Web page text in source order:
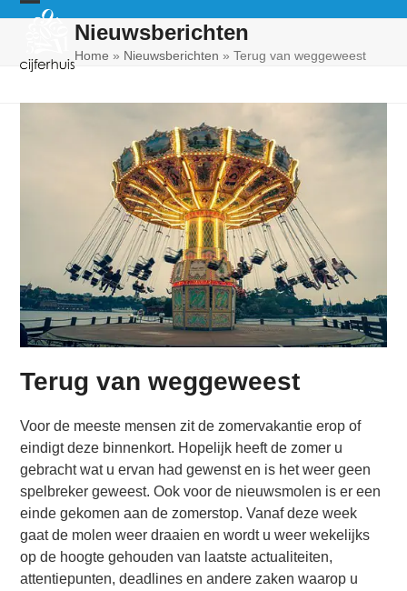
Open
mobile
Close
mobile
Nieuwsberichten
Home » Nieuwsberichten »Terug van weggeweest
Terug van weggeweest
Voor de meeste mensen zit de zomervakantie erop of
eindigt deze binnenkort. Hopelijk heeft de zomer u
gebracht wat u ervan had gewenst en is het weer geen
spelbreker geweest. Ook voor de nieuwsmolen is er een
einde gekomen aan de zomerstop. Vanaf deze week
gaat de molen weer draaien en wordt u weer wekelijks
op de hoogte gehouden van laatste actualiteiten,
attentiepunten, deadlines en andere zaken waarop u